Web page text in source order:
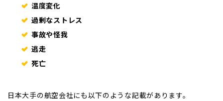
温度変化
過剰なストレス
事故や怪我
逃走
死亡
日本大手の航空会社にも以下のような記載があります。